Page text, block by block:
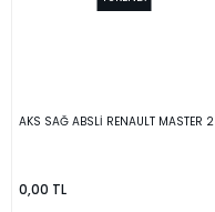
AKS SAĞ ABSLİ RENAULT MASTER 2
0,00 TL